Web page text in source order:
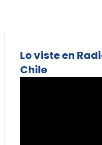
Lo viste en
Chile